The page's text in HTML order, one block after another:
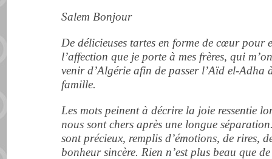
Salem Bonjour
De délicieuses tartes en forme de cœur pour
l’affection que je porte à mes frères, qui
venir d’Algérie afin de passer l’Aïd el-Adha
famille.
Les mots peinent à décrire la joie ressentie
nous sont chers après une longue
sont précieux, remplis d’émotions, de rires,
bonheur sincère. Rien n’est plus beau que